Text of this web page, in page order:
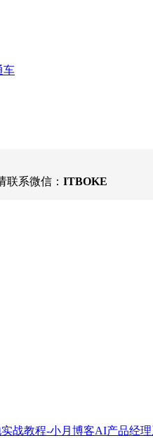
车
联系微信： ITBOKE
AI产品经